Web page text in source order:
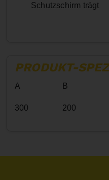
Schutzschirm trägt
PRODUKT-
A B
300 200